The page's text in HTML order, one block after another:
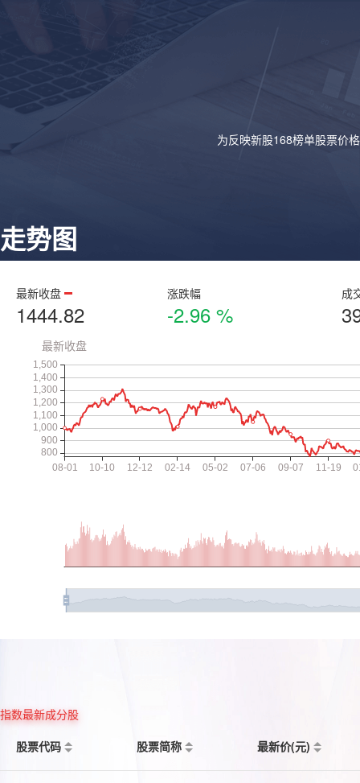
为反映新股168榜单股票价
走势图
最新收盘
1444.82
涨跌幅
-2.96 %
成
指数最新成分股
股票代码
股票简称 最新价(元)